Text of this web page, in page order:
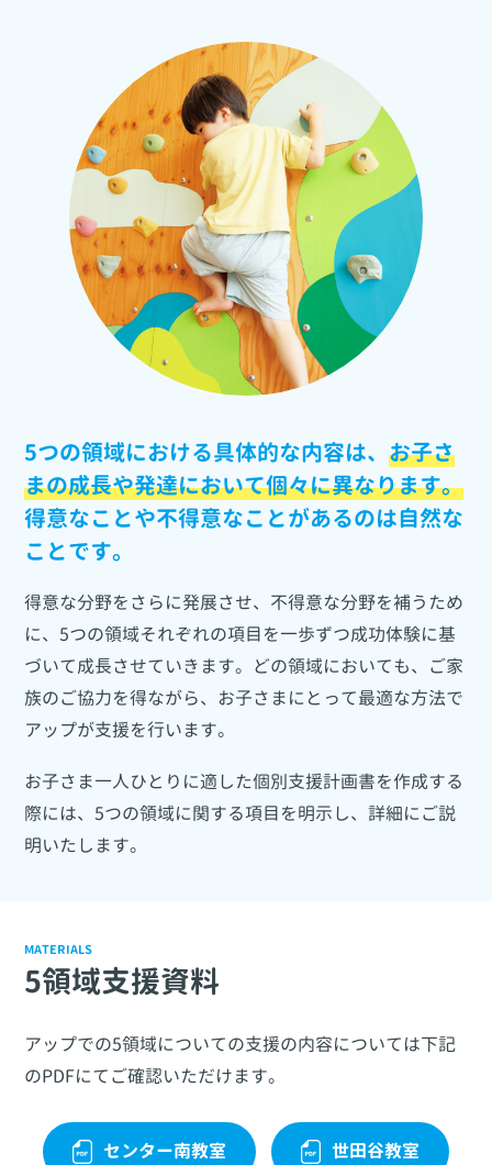
5つの領域における具体的な内容は、お子さ
まの成長や発達において個々に異なります。
得意なことや不得意なことがあるのは自然な
ことです。
得意な分野をさらに発展させ、不得意な分野を補うため
に、5つの領域それぞれの項目を一歩ずつ成功体験に基
づいて成長させていきます。どの領域においても、ご家
族のご協力を得ながら、お子さまにとって最適な方法で
アップが支援を行います。
お子さま一人ひとりに適した個別支援計画書を作成する
際には、5つの領域に関する項目を明示し、詳細にご説
明いたします。
MATERIALS
5領域支援資料
アップでの5領域についての支援の内容については下記
のPDFにてご確認いただけます。
センター南教室 世田谷教室